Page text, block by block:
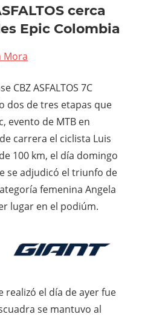
cerca
Epic Colombia
Mora
CBZ ASFALTOS 7C
dos de tres etapas que
evento de MTB en
carrera el ciclista Luis
100 km, el día domingo
se adjudicó el triunfo de
femenina Angela
lugar en el podiúm.
realizó el día de ayer fue
se mantuvo al